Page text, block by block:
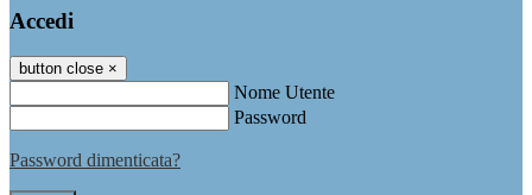
Accedi
button close ×
Nome Utente
Password
Password dimenticata?